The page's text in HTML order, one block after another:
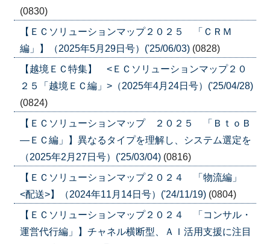
(0830)
【ＥＣソリューションマップ２０２５ 「ＣＲＭ
編」】（2025年5月29日号）('25/06/03) (0828)
【越境ＥＣ特集】 <ＥＣソリューションマップ２０
２５「越境ＥＣ編」>（2025年4月24日号）('25/04/28)
(0824)
【ＥＣソリューションマップ ２０２５ 「ＢｔｏＢ
―ＥＣ編」】異なるタイプを理解し、システム選定を
（2025年2月27日号）('25/03/04) (0816)
【ＥＣソリューションマップ２０２４ 「物流編」
<配送>】（2024年11月14日号）('24/11/19) (0804)
【ＥＣソリューションマップ２０２４ 「コンサル・
運営代行編」】チャネル横断型、ＡＩ活用支援に注目